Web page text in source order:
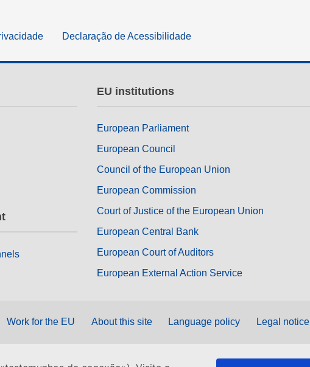
Declaração de Acessibilidade
EU institutions
European Parliament
European Council
Council of the European Union
European Commission
Court of Justice of the European Union
European Central Bank
European Court of Auditors
European External Action Service
Work for the EU About this site Language policy Legal notice